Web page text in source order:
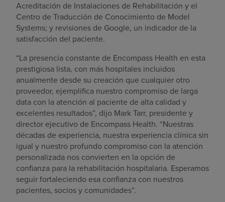
Acreditación de Instalaciones de Rehabilitación y el
Centro de Traducción de Conocimiento de Model
Systems; y revisiones de Google, un indicador de la
satisfacción del paciente.
“La presencia constante de Encompass Health en esta
prestigiosa lista, con más hospitales incluidos
anualmente desde su creación que cualquier otro
proveedor, ejemplifica nuestro compromiso de larga
data con la atención al paciente de alta calidad y
excelentes resultados”, dijo Mark Tarr, presidente y
director ejecutivo de Encompass Health. “Nuestras
décadas de experiencia, nuestra experiencia clínica sin
igual y nuestro profundo compromiso con la atención
personalizada nos convierten en la opción de
confianza para la rehabilitación hospitalaria. Esperamos
seguir fortaleciendo esa confianza con nuestros
pacientes, socios y comunidades”.